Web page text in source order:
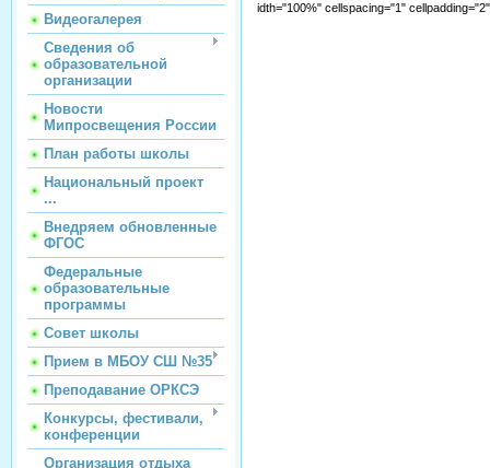
Видеогалерея
Сведения об
образовательной
организации
Новости
Мипросвещения России
План работы школы
Национальный проект
...
Внедряем обновленные
ФГОС
Федеральные
образовательные
программы
Совет школы
Прием в МБОУ СШ №35
Преподавание ОРКСЭ
Конкурсы, фестивали,
конференции
Организация отдыха
idth="100%" cellspacing="1"